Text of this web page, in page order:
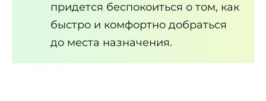
придется беспокоиться о том, как
быстро и комфортно добраться
до места назначения.